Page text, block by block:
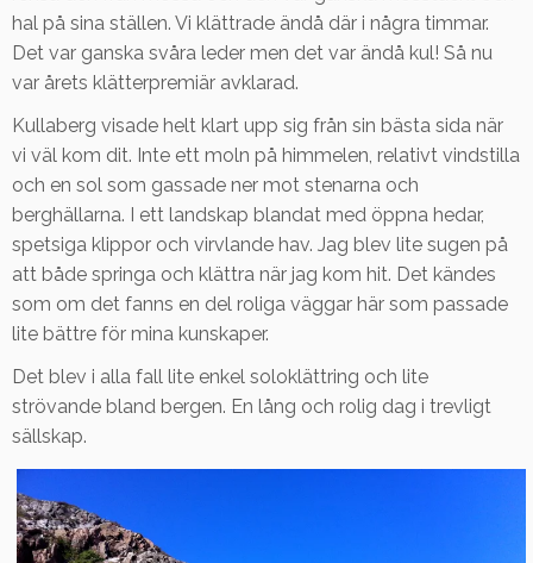
hal på sina ställen. Vi klättrade ändå där i några timmar.
Det var ganska svåra leder men det var ändå kul! Så nu
var årets klätterpremiär avklarad.
Kullaberg visade helt klart upp sig från sin bästa sida när
vi väl kom dit. Inte ett moln på himmelen, relativt vindstilla
och en sol som gassade ner mot stenarna och
berghällarna. I ett landskap blandat med öppna hedar,
spetsiga klippor och virvlande hav. Jag blev lite sugen på
att både springa och klättra när jag kom hit. Det kändes
som om det fanns en del roliga väggar här som passade
lite bättre för mina kunskaper.
Det blev i alla fall lite enkel soloklättring och lite
strövande bland bergen. En lång och rolig dag i trevligt
sällskap.